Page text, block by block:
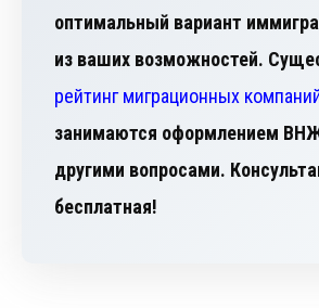
оптимальный вариант
из ваших
рейтинг миграционных
занимаются оформлением
другими вопросами.
бесплатная!